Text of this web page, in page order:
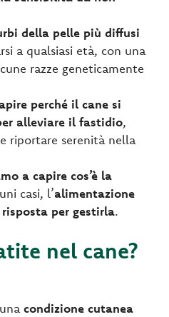
della pelle più diffusi
a qualsiasi età, con una
razze geneticamente
perché il cane si
alleviare il fastidio,
riportare serenità nella
a capire cos’è la
casi, l’alimentazione
per gestirla.
nel cane?
condizione cutanea